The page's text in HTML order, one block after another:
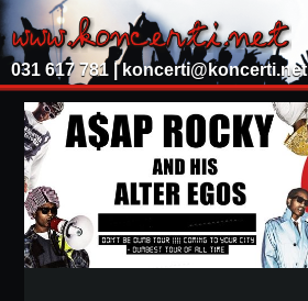
031 617 781 | koncerti@koncerti.net